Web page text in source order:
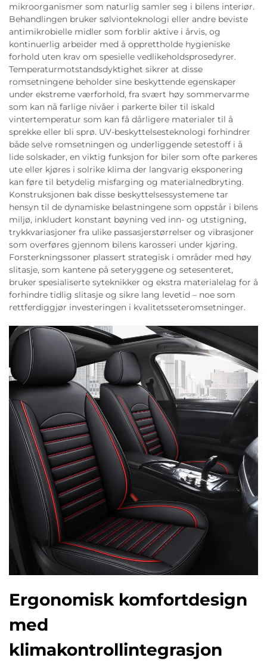
mikroorganismer som naturlig samler seg i bilens interiør.
Behandlingen bruker sølvionteknologi eller andre beviste
antimikrobielle midler som forblir aktive i årvis, og
kontinuerlig arbeider med å opprettholde hygieniske
forhold uten krav om spesielle vedlikeholdsprosedyrer.
Temperaturmotstandsdyktighet sikrer at disse
romsetningene beholder sine beskyttende egenskaper
under ekstreme værforhold, fra svært høy sommervarme
som kan nå farlige nivåer i parkerte biler til iskald
vintertemperatur som kan få dårligere materialer til å
sprekke eller bli sprø. UV-beskyttelsesteknologi forhindrer
både selve romsetningen og underliggende setestoff i å
lide solskader, en viktig funksjon for biler som ofte parkeres
ute eller kjøres i solrike klima der langvarig eksponering
kan føre til betydelig misfarging og materialnedbryting.
Konstruksjonen bak disse beskyttelsessystemene tar
hensyn til de dynamiske belastningene som oppstår i bilens
miljø, inkludert konstant bøyning ved inn- og utstigning,
trykkvariasjoner fra ulike passasjerstørrelser og vibrasjoner
som overføres gjennom bilens karosseri under kjøring.
Forsterkningssoner plassert strategisk i områder med høy
slitasje, som kantene på seteryggene og setesenteret,
bruker spesialiserte syteknikker og ekstra materialelag for å
forhindre tidlig slitasje og sikre lang levetid – noe som
rettferdiggjør investeringen i kvalitetsseteromsetninger.
Ergonomisk komfortdesign
med
klimakontrollintegrasjon